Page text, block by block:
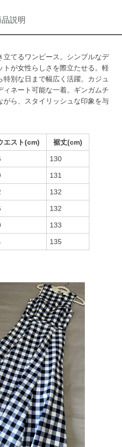
説明
立てるワンピース。シンプルなデ
が女性らしさを際立たせる。軽
別な日まで幅広く活躍。カジュ
ネート可能な一着。ギンガムチ
がら、スタイリッシュな印象を与
エスト(cm) 裾丈(cm)
130
131
132
132
133
135